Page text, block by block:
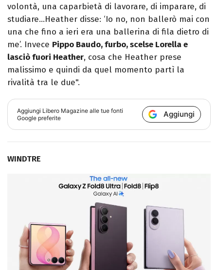
volontà, una caparbietà di lavorare, di imparare, di
studiare…Heather disse: ‘Io no, non ballerò mai con
una che fino a ieri era una ballerina di fila dietro di
me’. Invece Pippo Baudo, furbo, scelse Lorella e
lasciò fuori Heather, cosa che Heather prese
malissimo e quindi da quel momento partì la
rivalità tra le due".
Aggiungi Libero Magazine alle tue fonti
Google preferite
Aggiungi
WINDTRE